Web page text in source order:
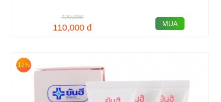
120,000
110,000đ MUA
12%